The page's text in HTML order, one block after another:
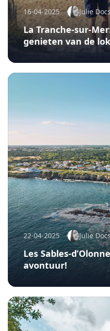
16-04-2025 Julie
La Tranche-sur-
genieten van de
22-04-2025 Julie
Les Sables-
avontuur!